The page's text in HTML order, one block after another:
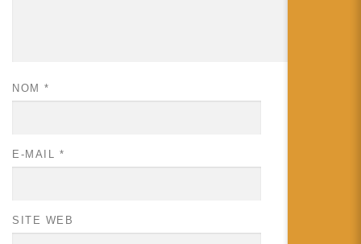
NOM *
E-MAIL *
SITE WEB